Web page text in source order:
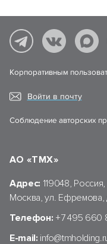
Корпоративным
Войти в почту
Соблюдение авторских
АО «ТМХ»
Адрес: 119048, Россия,
Москва, ул. Ефремова,
Телефон: +7 495 660
E-mail: